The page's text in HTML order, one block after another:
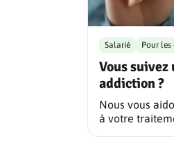
Vous
addiction ?
Salarié Pour
Nous vous
à votre